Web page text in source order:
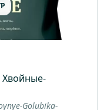
Хвойные-
Golubika-